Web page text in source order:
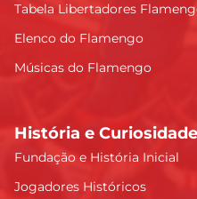
Tabela Libertadores
Elenco do Flamengo
Músicas do Flamengo
História e
Fundação e História Inicial
Jogadores Históricos